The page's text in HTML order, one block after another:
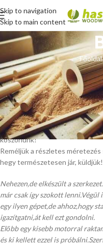
Skip to navigation
Skip to main content
Főoldal
Hoffmann
Egy nádudvari vevőnktől kaptuk
köszönünk!
Reméljük a részletes
hegy természetesen jár, küldjük!
Nehezen,de elkészült a
már csak így szokott
egy ilyen gépet,de ahhoz,hogy
igazítgatni,át kell ezt gondolni.
Előbb egy kisebb motorral
és ki kellett ezzel is